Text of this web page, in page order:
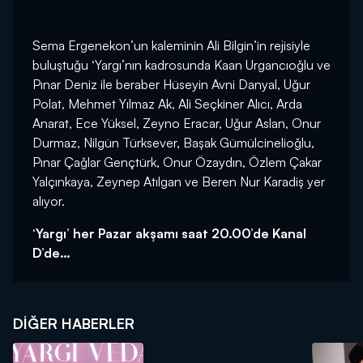
Sema Ergenekon’un kaleminin Ali Bilgin’in rejisiyle
buluştuğu ‘Yargı’nın kadrosunda Kaan Urgancıoğlu ve
Pınar Deniz ile beraber Hüseyin Avni Danyal, Uğur
Polat, Mehmet Yılmaz Ak, Ali Seçkiner Alıcı, Arda
Anarat, Ece Yüksel, Zeyno Eracar, Uğur Aslan, Onur
Durmaz, Nilgün Türksever, Başak Gümülcinelioğlu,
Pınar Çağlar Gençtürk, Onur Özaydın, Özlem Çakar
Yalçınkaya, Zeynep Atılgan ve Beren Nur Karadiş yer
alıyor.
‘Yargı’ her Pazar akşamı saat 20.00’de Kanal
D’de…
DIĞER HABERLER